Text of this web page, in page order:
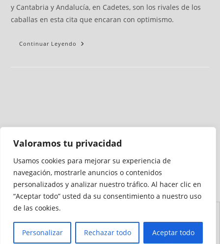
Valoramos tu privacidad
Usamos cookies para mejorar su experiencia de
navegación, mostrarle anuncios o contenidos
personalizados y analizar nuestro tráfico. Al hacer clic en
“Aceptar todo” usted da su consentimiento a nuestro uso
de las cookies.
Personalizar Rechazar todo Aceptar todo
y Cantabria y Andalucía, en Cadetes, son los rivales de los
caballas en esta cita que encaran con optimismo.
Continuar Leyendo
Medio auditado por
Accesibilidad
Sitio
Cookies
Privacidad